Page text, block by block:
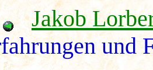
Jakob
und